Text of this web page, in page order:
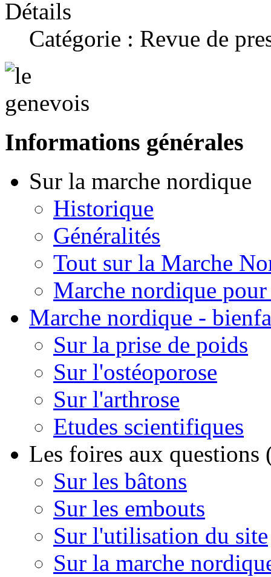
Détails
Catégorie : Revue de
Informations générales
Sur la marche nordique
Historique
Généralités
Tout sur la Marche
Marche nordique
Marche nordique -
Sur la prise de poids
Sur l'ostéoporose
Sur l'arthrose
Etudes scientifiques
Les foires aux questions
Sur les bâtons
Sur les embouts
Sur l'utilisation du site
Sur la marche